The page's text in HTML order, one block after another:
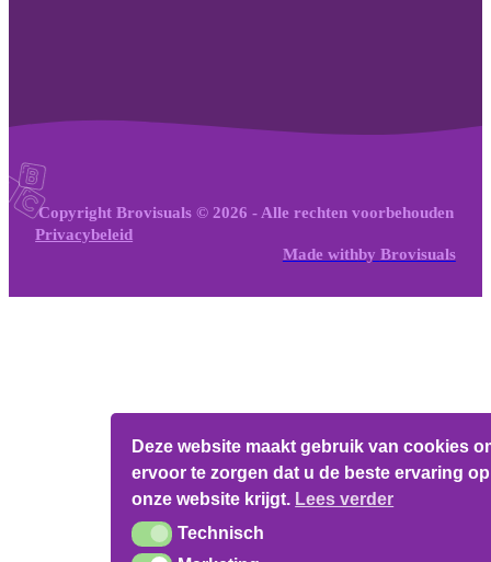
Deze website maakt gebruik van cookies
ervoor te zorgen dat u de beste ervaring op
onze website krijgt. Lees verder
TechnischTechnisch
Copyright Brovisuals © 2026 - Alle rechten voorbehouden
Privacybeleid
Made withby Brovisuals